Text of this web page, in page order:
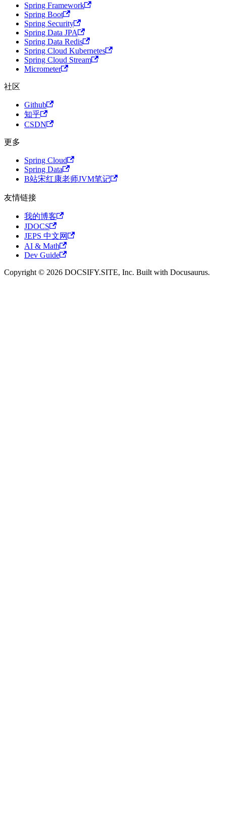
Spring Framework
Spring Boot
Spring Security
Spring Data JPA
Spring Data Redis
Spring Cloud Kubernetes
Spring Cloud Stream
Micrometer
社区
Github
知乎
CSDN
更多
Spring Cloud
Spring Data
B站宋红康老师JVM笔记
友情链接
我的博客
JDOCS
JEPS 中文网
AI & Math
Dev Guide
Copyright © 2026 DOCSIFY.SITE, Inc. Built with Docusaurus.